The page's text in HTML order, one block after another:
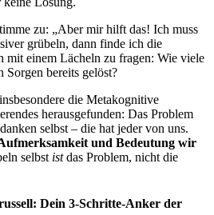
zu: „Aber mir hilft das! Ich muss
grübeln, dann finde ich die
mit einem Lächeln zu fragen: Wie viele
Sorgen bereits gelöst?
die Metakognitive
herausgefunden: Das Problem
selbst – die hat jeder von uns.
und Bedeutung wir
selbst istdas Problem, nicht die
Dein 3-Schritte-Anker der